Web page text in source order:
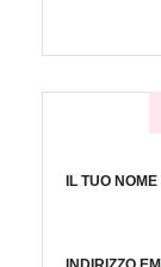
IL TUO NOME